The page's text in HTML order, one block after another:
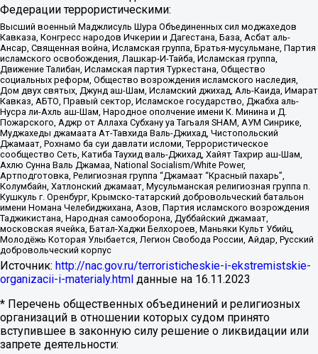
Федерации террористическими:
Высший военный Маджлисуль Шура Объединенных сил моджахедов
Кавказа, Конгресс народов Ичкерии и Дагестана, База, Асбат аль-
Ансар, Священная война, Исламская группа, Братья-мусульмане, Партия
исламского освобождения, Лашкар-И-Тайба, Исламская группа,
Движение Талибан, Исламская партия Туркестана, Общество
социальных реформ, Общество возрождения исламского наследия,
Дом двух святых, Джунд аш-Шам, Исламский джихад, Аль-Каида, Имарат
Кавказ, АБТО, Правый сектор, Исламское государство, Джабха аль-
Нусра ли-Ахль аш-Шам, Народное ополчение имени К. Минина и Д.
Пожарского, Аджр от Аллаха Субхану уа Тагьаля SHAM, АУМ Синрике,
Муджахеды джамаата Ат-Тавхида Валь-Джихад, Чистопольский
Джамаат, Рохнамо ба суи давлати исломи, Террористическое
сообщество Сеть, Катиба Таухид валь-Джихад, Хайят Тахрир аш-Шам,
Ахлю Сунна Валь Джамаа, National Socialism/White Power,
Артподготовка, Религиозная группа “Джамаат “Красный пахарь”,
Колумбайн, Хатлонский джамаат, Мусульманская религиозная группа п.
Кушкуль г. Оренбург, Крымско-татарский добровольческий батальон
имени Номана Челебиджихана, Азов, Партия исламского возрождения
Таджикистана, Народная самооборона, Дуббайский джамаат,
московская ячейка, Батал-Хаджи Белхороев, Маньяки Культ Убийц,
Молодёжь Которая Улыбается, Легион Свобода России, Айдар, Русский
добровольческий корпус
Источник: http://nac.gov.ru/terroristicheskie-i-ekstremistskie-
organizacii-i-materialy.html данные на 16.11.2023
* Перечень общественных объединений и религиозных
организаций в отношении которых судом принято
вступившее в законную силу решение о ликвидации или
запрете деятельности: